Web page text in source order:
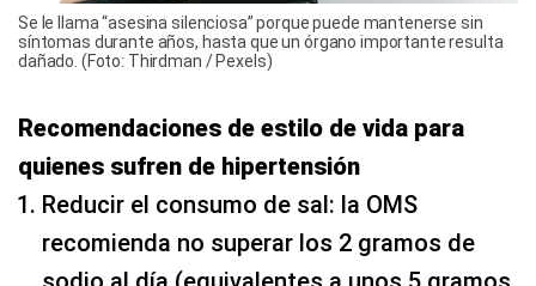
Se le llama “asesina silenciosa” porque puede mantenerse sin
síntomas durante años, hasta que un órgano importante resulta
dañado. (Foto: Thirdman / Pexels)
Recomendaciones de estilo de vida para
quienes sufren de hipertensión
Reducir el consumo de sal: la OMS
recomienda no superar los 2 gramos de